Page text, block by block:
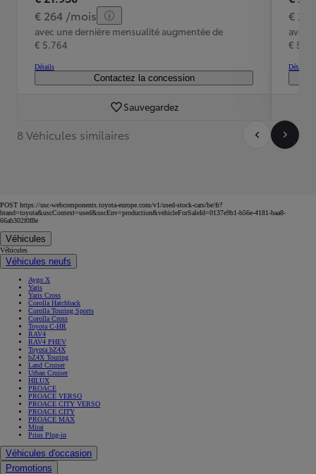
€ 264 /mois
avec une dernière mensualité augmentée de
€ 5.764
Détails
Contactez la concession
Sauvegardez
€
avec
€
Détails
8 Véhicules similaires
POST https://usc-webcomponents.toyota-europe.com/v1/used-stock-cars/be/fr?
brand=toyota&uscContext=used&uscEnv=production&vehicleForSaleId=0137e9b1-b56e-4181-baa8-
66ab302f0f8e
Véhicules
Véhicules
Véhicules neufs
Aygo X
Yaris
Yaris Cross
Corolla Hatchback
Corolla Touring Sports
Corolla Cross
Toyota C-HR
RAV4
RAV4 PHEV
Toyota bZ4X
bZ4X Touring
Land Cruiser
Urban Cruiser
HILUX
PROACE
PROACE VERSO
PROACE CITY VERSO
PROACE CITY
PROACE MAX
Mirai
Prius Plug-in
Véhicules d'occasion
Promotions